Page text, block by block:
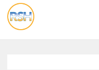
vai
alla